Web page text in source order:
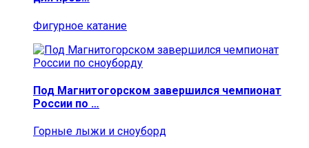
Фигурное катание
Под Магнитогорском завершился чемпионат
России по …
Горные лыжи и сноуборд